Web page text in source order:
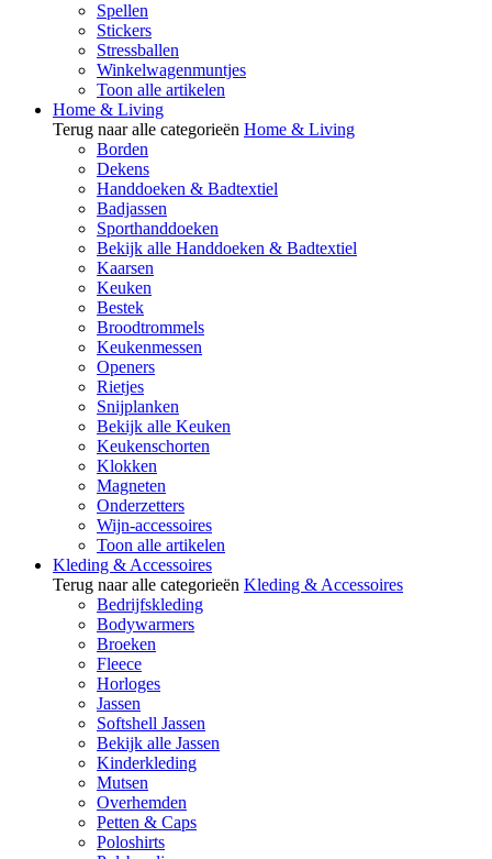
Spellen
Stickers
Stressballen
Winkelwagenmuntjes
Toon alle artikelen
Home & Living
Terug naar alle categorieën Home & Living
Borden
Dekens
Handdoeken & Badtextiel
Badjassen
Sporthanddoeken
Bekijk alle Handdoeken & Badtextiel
Kaarsen
Keuken
Bestek
Broodtrommels
Keukenmessen
Openers
Rietjes
Snijplanken
Bekijk alle Keuken
Keukenschorten
Klokken
Magneten
Onderzetters
Wijn-accessoires
Toon alle artikelen
Kleding & Accessoires
Terug naar alle categorieën Kleding & Accessoires
Bedrijfskleding
Bodywarmers
Broeken
Fleece
Horloges
Jassen
Softshell Jassen
Bekijk alle Jassen
Kinderkleding
Mutsen
Overhemden
Petten & Caps
Poloshirts